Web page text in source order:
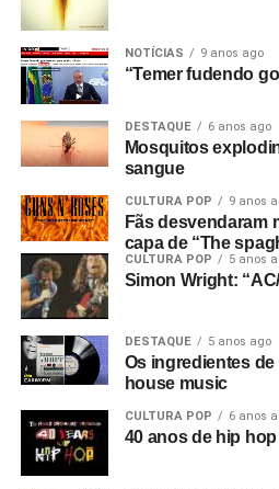
tinha filmado. Então, fiquei com
outras partes do filme antes do
significado do filme como um
estava tentando fazer?
Você sabe, essa é a música que
simboliza esse novo amanhecer
Anderton, o chefe de polícia de
foi um precursor de Thatcher,
religioso e queria reprimir os
Então o filme passa de “O
Aurora” para o tema nazista.
Adolf Hitler misturados com
campos de trabalho forçado em
deu a Tony Wilson, curiosamente
NOTÍCIAS 9 anos ago
“Temer fudendo
DESTAQUE 6 anos ago
Mosquitos
sangue
CULTURA POP 9 anos
Fãs desvendaram
capa de “The
CULTURA POP 5 anos
Simon Wright:
DESTAQUE 5 anos ago
Os ingredientes
house music
CULTURA POP 6 anos
40 anos de hip